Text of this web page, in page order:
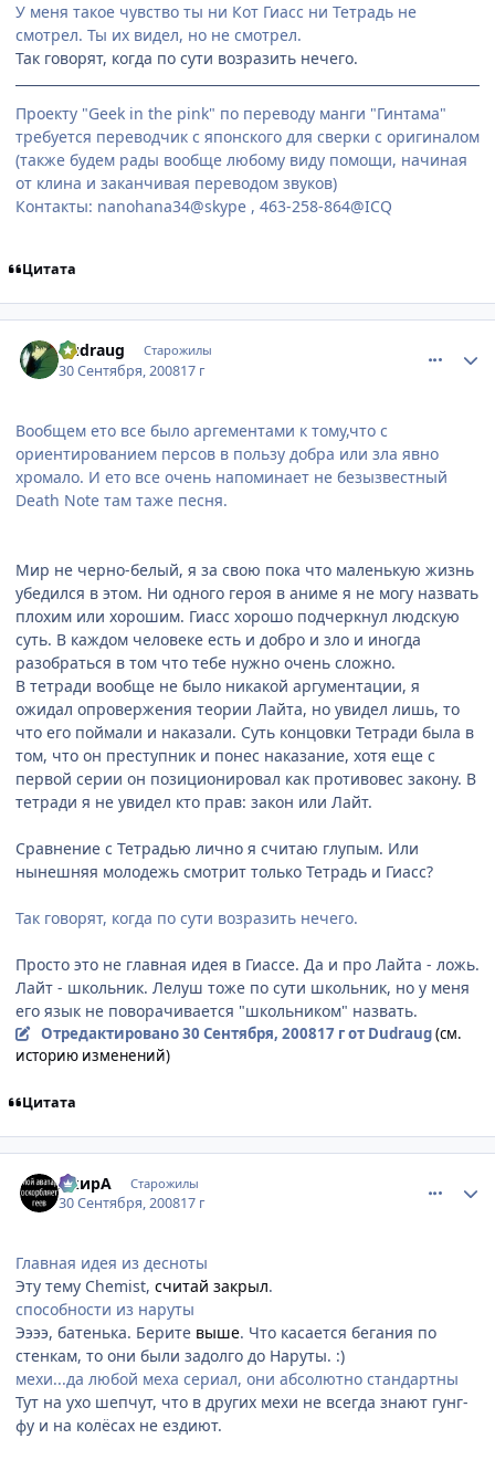
У меня такое чувство ты ни Кот Гиасс ни Тетрадь не
смотрел. Ты их видел, но не смотрел.
Так говорят, когда по сути возразить нечего.
Проекту "Geek in the pink" по переводу манги "Гинтама"
требуется переводчик с японского для сверки с оригиналом
(также будем рады вообще любому виду помощи, начиная
от клина и заканчивая переводом звуков)
Контакты: nanohana34@skype , 463-258-864@ICQ
Цитата
Dudraug Старожилы
30 Сентября, 200817 г
Вообщем ето все было аргементами к тому,что с
ориентированием персов в пользу добра или зла явно
хромало. И ето все очень напоминает не безызвестный
Death Note там таже песня.
Мир не черно-белый, я за свою пока что маленькую жизнь
убедился в этом. Ни одного героя в аниме я не могу назвать
плохим или хорошим. Гиасс хорошо подчеркнул людскую
суть. В каждом человеке есть и добро и зло и иногда
разобраться в том что тебе нужно очень сложно.
В тетради вообще не было никакой аргументации, я
ожидал опровержения теории Лайта, но увидел лишь, то
что его поймали и наказали. Суть концовки Тетради была в
том, что он преступник и понес наказание, хотя еще с
первой серии он позиционировал как противовес закону. В
тетради я не увидел кто прав: закон или Лайт.
Сравнение с Тетрадью лично я считаю глупым. Или
нынешняя молодежь смотрит только Тетрадь и Гиасс?
Так говорят, когда по сути возразить нечего.
Просто это не главная идея в Гиассе. Да и про Лайта - ложь.
Лайт - школьник. Лелуш тоже по сути школьник, но у меня
его язык не поворачивается "школьником" назвать.
Отредактировано30 Сентября, 200817 гот Dudraug(см.
историю изменений)
Цитата
АкирА Старожилы
30 Сентября, 200817 г
Главная идея из десноты
Эту тему Chemist, считай закрыл.
способности из наруты
Ээээ, батенька. Берите выше. Что касается бегания по
стенкам, то они были задолго до Наруты. :)
мехи...да любой меха сериал, они абсолютно стандартны
Тут на ухо шепчут, что в других мехи не всегда знают гунг-
фу и на колёсах не ездиют.